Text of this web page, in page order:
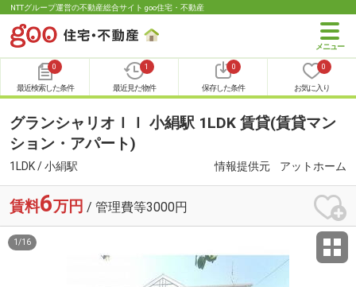
NTTグループ運営の不動産総合サイト goo住宅・不動産
0
最近検索した条件
1
最近見た物件
0
保存した条件
0
お気に入り
グランシャリオＩＩ 小絹駅 1LDK 賃貸(賃貸マン
ション・アパート)
1LDK / 小絹駅 情報提供元 アットホーム
賃料6万円 / 管理費等3000円
1 /16